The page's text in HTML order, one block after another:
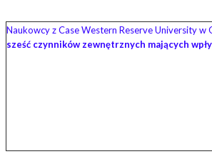
Naukowcy z Case Western Reserve University
sześć czynników zewnętrznych mających